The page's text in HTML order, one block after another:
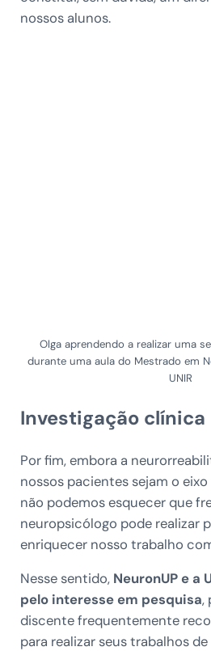
nossos alunos.
Olga aprendendo a realizar uma
durante uma aula do Mestrado em
UNIR
Investigação clínica
Por fim, embora a
nossos pacientes sejam o
não podemos esquecer que
neuropsicólogo pode realizar
enriquecer nosso trabalho
Nesse sentido, NeuronUP e a
pelo interesse em pesquisa,
discente frequentemente
para realizar seus trabalhos